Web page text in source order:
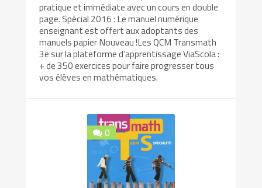
pratique et immédiate avec un cours en double
page. Spécial 2016 : Le manuel numérique
enseignant est offert aux adoptants des
manuels papier Nouveau !Les QCM Transmath
3e sur la plateforme d’apprentissage ViaScola :
+ de 350 exercices pour faire progresser tous
vos élèves en mathématiques.
0